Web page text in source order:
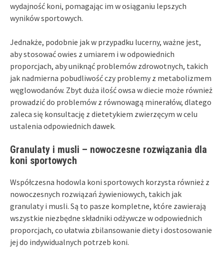
wydajność koni, pomagając im w osiąganiu lepszych
wyników sportowych.
Jednakże, podobnie jak w przypadku lucerny, ważne jest,
aby stosować owies z umiarem i w odpowiednich
proporcjach, aby uniknąć problemów zdrowotnych, takich
jak nadmierna pobudliwość czy problemy z metabolizmem
węglowodanów. Zbyt duża ilość owsa w diecie może również
prowadzić do problemów z równowagą minerałów, dlatego
zaleca się konsultację z dietetykiem zwierzęcym w celu
ustalenia odpowiednich dawek.
Granulaty i musli – nowoczesne rozwiązania dla
koni sportowych
Współczesna hodowla koni sportowych korzysta również z
nowoczesnych rozwiązań żywieniowych, takich jak
granulaty i musli. Są to pasze kompletne, które zawierają
wszystkie niezbędne składniki odżywcze w odpowiednich
proporcjach, co ułatwia zbilansowanie diety i dostosowanie
jej do indywidualnych potrzeb koni.